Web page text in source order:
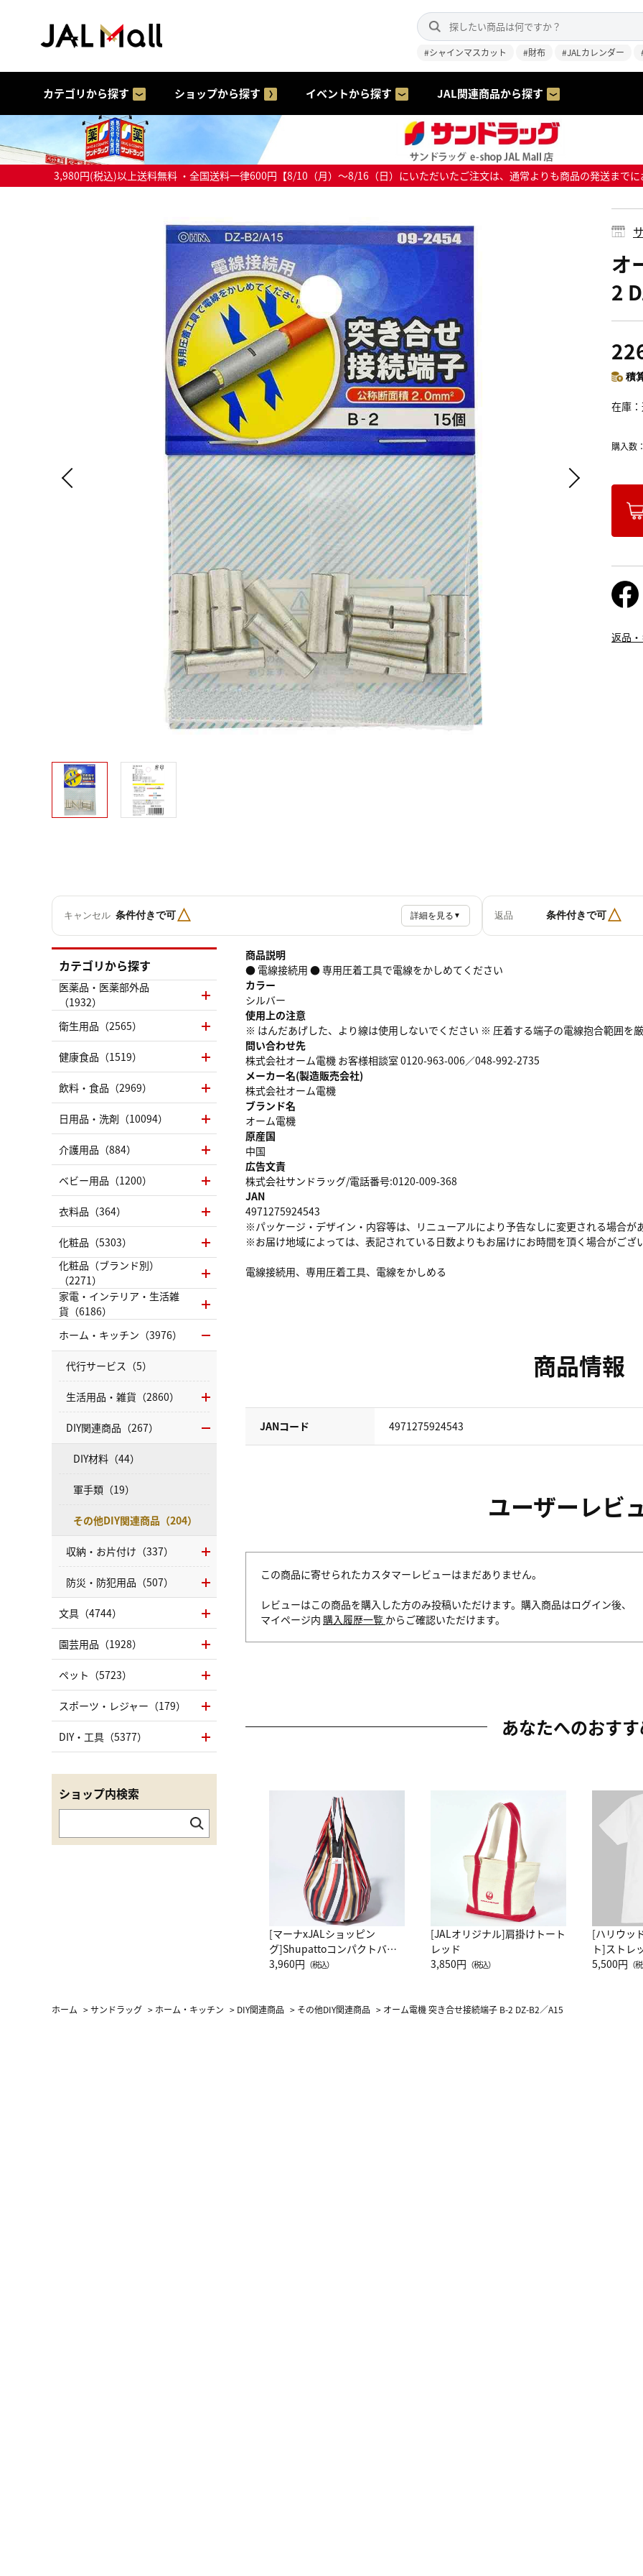
#シャインマスカット #財布 #JALカレンダー
カテゴリから探す ショップから探す イベントから探す JAL関連商品から探す
3,980円(税込)以上送料無料 ・全国送料一律600円【8/10（月）～8/16（日）にいただいたご注文は、通常よりも商品の発送まで
オ
2
積
在庫
購入数
返品
キャンセル 条件付きで可△ 詳細を見る ▼ 返品 条件付きで可△
商品説明
● 電線接続用 ● 専用圧着工具で電線をかしめてください
カラー
シルバー
使用上の注意
※ はんだあげした、より線は使用しないでください ※ 圧着する端子の電線抱合範囲を
問い合わせ先
株式会社オーム電機 お客様相談室 0120-963-006／048-992-2735
メーカー名(製造販売会社)
株式会社オーム電機
ブランド名
オーム電機
原産国
中国
広告文責
株式会社サンドラッグ/電話番号:0120-009-368
JAN
4971275924543
※パッケージ・デザイン・内容等は、リニューアルにより予告なしに変更される場合が
※お届け地域によっては、表記されている日数よりもお届けにお時間を頂く場合がござ
電線接続用、専用圧着工具、電線をかしめる
商品情報
JANコード 4971275924543
ユーザーレビ
この商品に寄せられたカスタマーレビューはまだありません。
レビューはこの商品を購入した方のみ投稿いただけます。購入商品はログイン後、
マイページ内 購入履歴一覧 からご確認いただけます。
あなたへのおす
[マーナxJALショッピン
グ]Shupattoコンパクトバッ
グ Drop JAL客室乗務員
3,960円 （税込）
[JALオリジナル]肩掛けトート
レッド
3,850円 （税込）
[ハリウッ
ト]ストレ
ーネック
5,500円 （
カテゴリから探す
医薬品・医薬部外品
（1932）
衛生用品（2565）
健康食品（1519）
飲料・食品（2969）
日用品・洗剤（10094）
介護用品（884）
ベビー用品（1200）
衣料品（364）
化粧品（5303）
化粧品（ブランド別）
（2271）
家電・インテリア・生活雑
貨（6186）
ホーム・キッチン（3976）
代行サービス（5）
生活用品・雑貨（2860）
DIY関連商品（267）
DIY材料（44）
軍手類（19）
その他DIY関連商品（204）
収納・お片付け（337）
防災・防犯用品（507）
文具（4744）
園芸用品（1928）
ペット（5723）
スポーツ・レジャー（179）
DIY・工具（5377）
ショップ内検索
ホーム >サンドラッグ > ホーム・キッチン > DIY関連商品 > その他DIY関連商品 > オーム電機 突き合せ接続端子 B-2 DZ-B2／A15